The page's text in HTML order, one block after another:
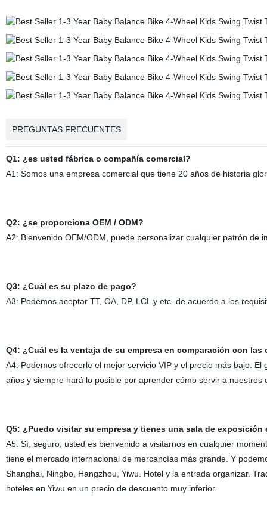
PREGUNTAS FRECUENTES
Q1: ¿es usted fábrica o compañía comercial?
A1: Somos una empresa comercial que tiene 20 años de historia
Q2: ¿se proporciona OEM / ODM?
A2: Bienvenido OEM/ODM, puede personalizar cualquier patrón
Q3: ¿Cuál es su plazo de pago?
A3: Podemos aceptar TT, OA, DP, LCL y etc. de acuerdo a los
Q4: ¿Cuál es la ventaja de su empresa en comparación con las
A4: Podemos ofrecerle el mejor servicio VIP y el precio más bajo.
años y siempre hará lo posible por aprender cómo servir a
Q5: ¿Puedo visitar su empresa y tienes una sala de
A5: Sí, seguro, usted es bienvenido a visitarnos en cualquier
tiene el mercado internacional de mercancías más grande. Y
Shanghai, Ningbo, Hangzhou, Yiwu. Hotel y la entrada organizar.
hoteles en Yiwu en un precio de descuento muy inferior.